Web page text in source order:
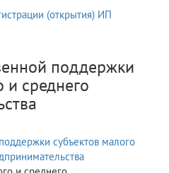
(открытия) ИП
поддержки
и среднего